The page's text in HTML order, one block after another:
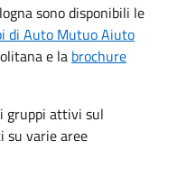
sono disponibili le
di Auto Mutuo Aiuto
e la brochure
gruppi attivi sul
su varie aree